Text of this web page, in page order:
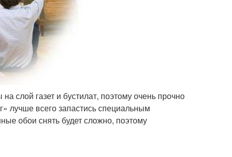
слой газет и бустилат, поэтому очень прочно
лучше всего запастись специальным
обои снять будет сложно, поэтому